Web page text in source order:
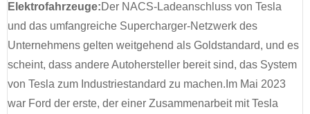
Elektrofahrzeuge:Der NACS-Ladeanschluss von Tesla
und das umfangreiche Supercharger-Netzwerk des
Unternehmens gelten weitgehend als Goldstandard, und es
scheint, dass andere Autohersteller bereit sind, das System
von Tesla zum Industriestandard zu machen.Im Mai 2023
war Ford der erste, der einer Zusammenarbeit mit Tesla